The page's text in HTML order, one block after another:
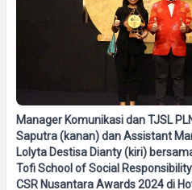
Manager Komunikasi dan TJSL
Saputra (kanan) dan Assistant
Lolyta Destisa Dianty (kiri)
Tofi School of Social
CSR Nusantara Awards 2024 di